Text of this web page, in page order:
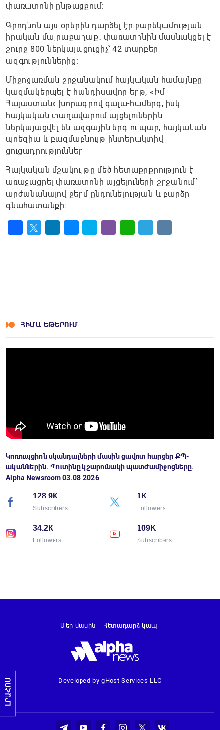
փառատոնի ընթացքում։
Գրոդնոն այս օրերին դարձել էր բարեկամության
իրական մայրաքաղաք․ փառատոնին մասնակցել է
շուրջ 800 ներկայացուցիչ՝ 42 տարբեր
ազգություններից։
Միջոցառման շրջանակում հայկական համայնքը
կազմակերպել է հանդիսավոր երթ, «Իմ
Հայաստան» խորագրով գալա-համերգ, իսկ
հայկական տաղավարում այցելուներին
ներկայացվել են ազգային երգ ու պար, հայկական
պոեզիա և բազմաբնույթ ինտերակտիվ
ցուցադրություններ
Հայկական մշակույթը մեծ հետաքրքրություն է
առաջացրել փառատոնի այցելուների շրջանում՝
արժանանալով ջերմ ընդունելության և բարձր
գնահատանքի։
ՀԻՄԱ ԵԹԵՐՈՒՄ
Կոռուպցիոն սկանդալների մասին ցավոտ հարցեր ՔՊ-
ականներին. Պուտինը կշարունակի պատժամիջոցները․
Alpha Newsroom 03.08.2026
128.9K
Subscribers
1K
Followers
34.2К
Followers
109K
Subscribers
ԼՐԱՀՈՍ Developed by gHost Services LLC
Մեր մասին Հետադարձ կապ